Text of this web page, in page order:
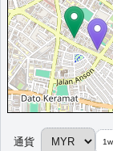
開業:2020年 最低
Marriott Bonvoyで
プラチナエリート特典
（ラウンジ設置ホテル
ンジ有の場合「ラウン
その他情報：ジョージ
通貨 1w